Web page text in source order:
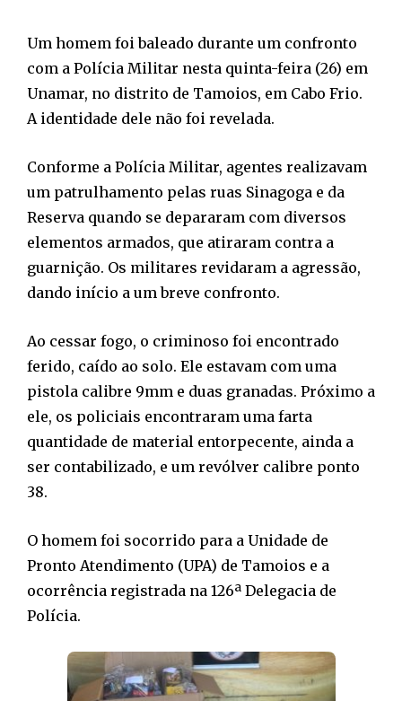
Um homem foi baleado durante um confronto
com a Polícia Militar nesta quinta-feira (26) em
Unamar, no distrito de Tamoios, em Cabo Frio.
A identidade dele não foi revelada.
Conforme a Polícia Militar, agentes realizavam
um patrulhamento pelas ruas Sinagoga e da
Reserva quando se depararam com diversos
elementos armados, que atiraram contra a
guarnição. Os militares revidaram a agressão,
dando início a um breve confronto.
Ao cessar fogo, o criminoso foi encontrado
ferido, caído ao solo. Ele estavam com uma
pistola calibre 9mm e duas granadas. Próximo a
ele, os policiais encontraram uma farta
quantidade de material entorpecente, ainda a
ser contabilizado, e um revólver calibre ponto
38.
O homem foi socorrido para a Unidade de
Pronto Atendimento (UPA) de Tamoios e a
ocorrência registrada na 126ª Delegacia de
Polícia.